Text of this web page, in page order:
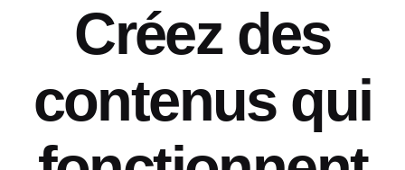
Créez des
contenus qui